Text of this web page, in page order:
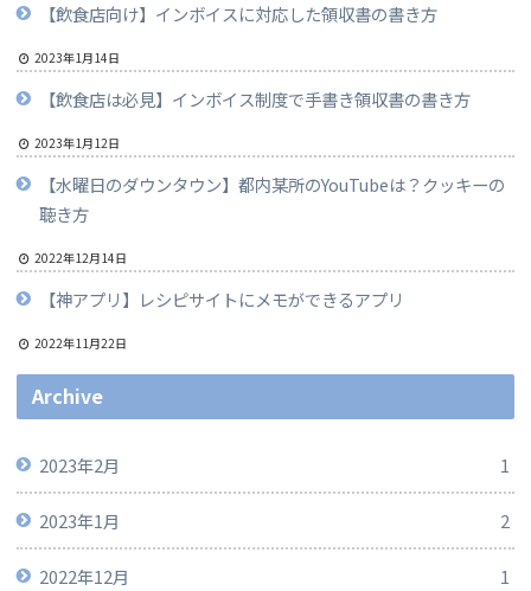
【飲食店向け】インボイスに対応した領収書の書き方
2023年1月14日
【飲食店は必見】インボイス制度で手書き領収書の書き方
2023年1月12日
【水曜日のダウンタウン】都内某所のYouTubeは？クッキーの
聴き方
2022年12月14日
【神アプリ】レシピサイトにメモができるアプリ
2022年11月22日
Archive
2023年2月 1
2023年1月 2
2022年12月 1